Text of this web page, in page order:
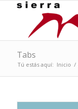
Tabs
Tú estás aquí: Inicio /